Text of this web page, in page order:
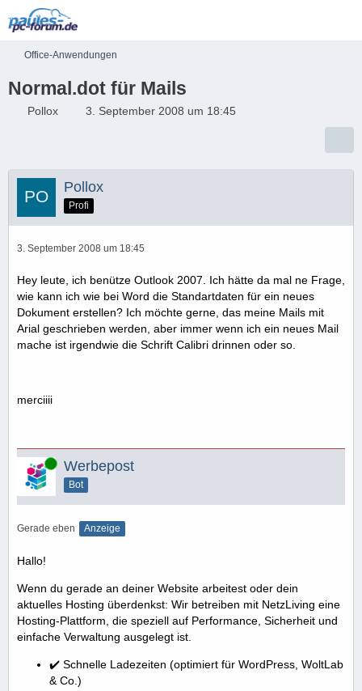
Office-Anwendungen
Normal.dot für Mails
Pollox 3. September 2008 um 18:45
Pollox
Profi
3. September 2008 um 18:45
Hey leute, ich benütze Outlook 2007. Ich hätte da mal ne Frage,
wie kann ich wie bei Word die Standartdaten für ein neues
Dokument erstellen? Ich möchte gerne, das meine Mails mit
Arial geschrieben werden, aber immer wenn ich ein neues Mail
mache ist irgendwie die Schrift Calibri drinnen oder so.
merciiii
Online Werbepost
Bot
Gerade eben Anzeige
Hallo!
Wenn du gerade an deiner Website arbeitest oder dein
aktuelles Hosting überdenkst: Wir betreiben mit NetzLiving eine
Hosting-Plattform, die speziell auf Performance, Sicherheit und
einfache Verwaltung ausgelegt ist.
✔️ Schnelle Ladezeiten (optimiert für WordPress, WoltLab
& Co.)